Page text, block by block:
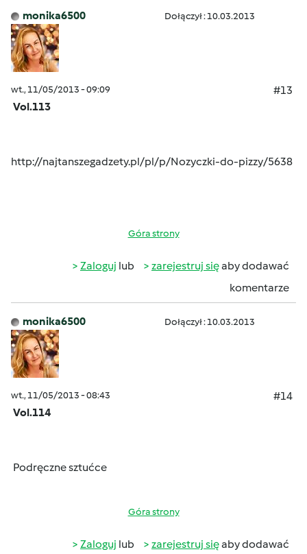
monika6500 Dołączył : 10.03.2013
wt., 11/05/2013 - 09:09
#13
Vol.113
http://najtanszegadzety.pl/pl/p/Nozyczki-do-pizzy/5638
Góra strony
Zaloguj lub zarejestruj sięaby dodawać
komentarze
monika6500 Dołączył : 10.03.2013
wt., 11/05/2013 - 08:43
#14
Vol.114
Podręczne sztućce
Góra strony
Zaloguj lub zarejestruj sięaby dodawać